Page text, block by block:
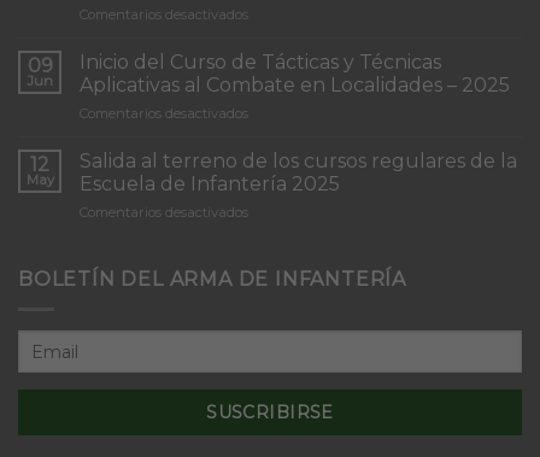
Comentarios desactivadosen
de
Patrullas
de
Infantería
Concepción”
09
Jun
Inicio del Curso de Tácticas y Técnicas
Aplicativas al Combate en Localidades – 2025
Comentarios desactivadosen
del
Curso
de
Tácticas
Aplicativas
12
May
Salida al terreno de los cursos regulares de la
Escuela de Infantería 2025
Comentarios desactivadosen
terreno
cursos
de
Escuela
de
BOLETÍN DEL ARMA DE INFANTERÍA